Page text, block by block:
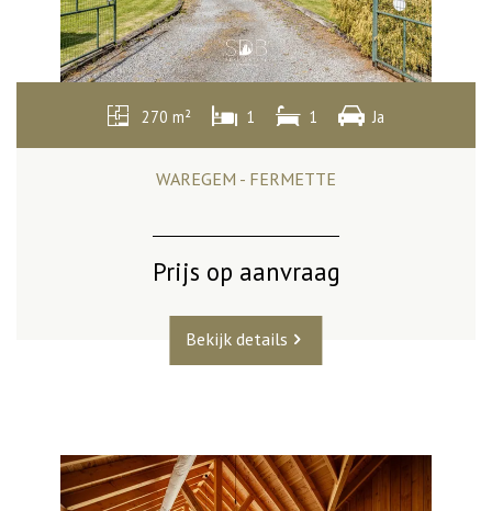
270 m² 1 1 Ja
WAREGEM - FERMETTE
Prijs op aanvraag
Bekijk details